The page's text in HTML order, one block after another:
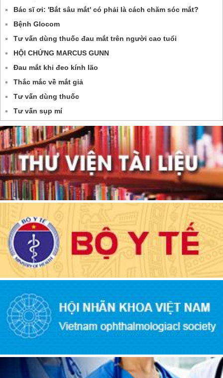
Bác sĩ ơi: 'Bắt sâu mắt' có phải là cách chăm sóc mắt?
Bệnh Glocom
Tư vấn dùng thuốc đau mắt trên người cao tuổi
HỘI CHỨNG MARCUS GUNN
Đau mắt khi đeo kính lão
Thắc mắc về mắt giả
Tư vấn dùng thuốc
Tư vấn sụp mí